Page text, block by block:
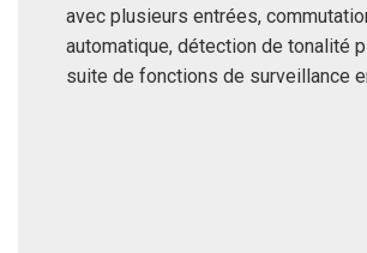
avec plusieurs entrées,
automatique, détection de tonalité
suite de fonctions de surveillance